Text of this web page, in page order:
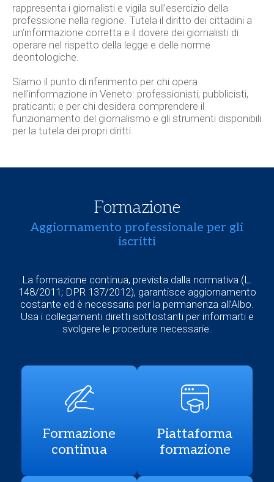
rappresenta i giornalisti e vigila sull’esercizio della
professione nella regione. Tutela il diritto dei cittadini a
un’informazione corretta e il dovere dei giornalisti di
operare nel rispetto della legge e delle norme
deontologiche.
Siamo il punto di riferimento per chi opera
nell'informazione in Veneto: professionisti, pubblicisti,
praticanti; e per chi desidera comprendere il
funzionamento del giornalismo e gli strumenti disponibili
per la tutela dei propri diritti.
Formazione
Aggiornamento professionale per gli
iscritti
La formazione continua, prevista dalla normativa (L.
148/2011; DPR 137/2012), garantisce aggiornamento
costante ed è necessaria per la permanenza all’Albo.
Usa i collegamenti diretti sottostanti per informarti e
svolgere le procedure necessarie.
Formazione
continua
Piattaforma
formazione